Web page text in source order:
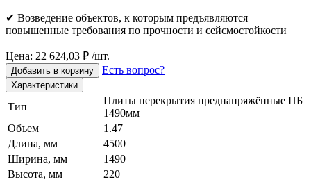
✔ Возведение объектов, к которым предъявляются
повышенные требования по прочности и сейсмостойкости
Цена: 22 624,03 ₽ /шт.
Добавить в корзину Есть вопрос?
Характеристики
Тип
Плиты перекрытия преднапряжённые ПБ
1490мм
Объем
1.47
Длина, мм
4500
Ширина, мм
1490
Высота, мм
220